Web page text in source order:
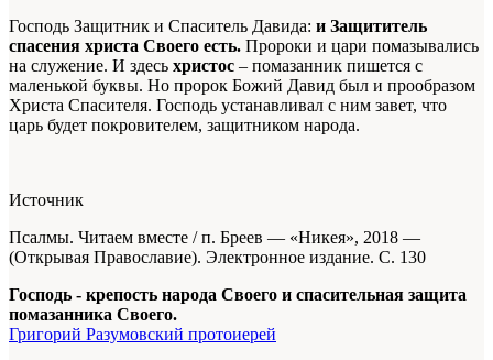
Господь Защитник и Спаситель Давида: и Защититель
спасения христа Своего есть. Пророки и цари помазывались
на служение. И здесь христос – помазанник пишется с
маленькой буквы. Но пророк Божий Давид был и прообразом
Христа Спасителя. Господь устанавливал с ним завет, что
царь будет покровителем, защитником народа.
Источник
Псалмы. Читаем вместе / п. Бреев — «Никея», 2018 —
(Открывая Православие). Электронное издание. С. 130
Господь - крепость народа Своего и спасительная защита
помазанника Своего.
Григорий Разумовский протоиерей